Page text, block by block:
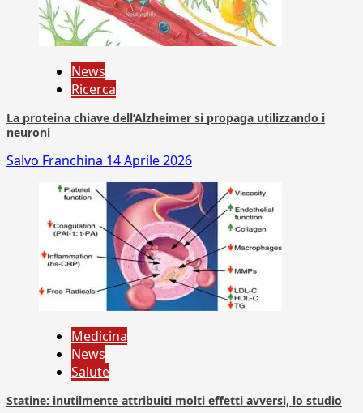
News
Ricerca
La proteina chiave dell’Alzheimer si propaga utilizzando i
neuroni
Salvo Franchina 14 Aprile 2026
Medicina
News
Salute
Statine: inutilmente attribuiti molti effetti avversi, lo studio